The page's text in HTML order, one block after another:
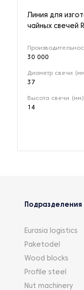
Линия для
чайных свечей
30 000
Диаметр свечи
37
Высота свечи (мм)
14
Подразделения
Eurasia logistics
Paketodel
Wood blocks
Profile steel
Nut machinery